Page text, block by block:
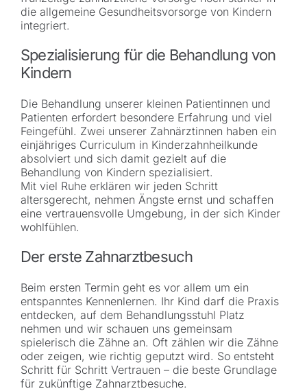
die allgemeine Gesundheitsvorsorge von Kindern
integriert.
Spezialisierung für die Behandlung von
Kindern
Die Behandlung unserer kleinen Patientinnen und
Patienten erfordert besondere Erfahrung und viel
Feingefühl. Zwei unserer Zahnärztinnen haben ein
einjähriges Curriculum in Kinderzahnheilkunde
absolviert und sich damit gezielt auf die
Behandlung von Kindern spezialisiert.
Mit viel Ruhe erklären wir jeden Schritt
altersgerecht, nehmen Ängste ernst und schaffen
eine vertrauensvolle Umgebung, in der sich Kinder
wohlfühlen.
Der erste Zahnarztbesuch
Beim ersten Termin geht es vor allem um ein
entspanntes Kennenlernen. Ihr Kind darf die Praxis
entdecken, auf dem Behandlungsstuhl Platz
nehmen und wir schauen uns gemeinsam
spielerisch die Zähne an. Oft zählen wir die Zähne
oder zeigen, wie richtig geputzt wird. So entsteht
Schritt für Schritt Vertrauen – die beste Grundlage
für zukünftige Zahnarztbesuche.